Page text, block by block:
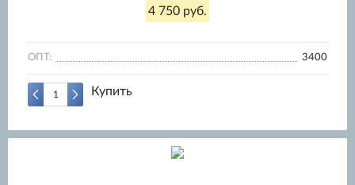
4 750 руб.
ОПТ: 3400
Купить